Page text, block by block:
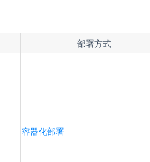
部署方式
容器化部署